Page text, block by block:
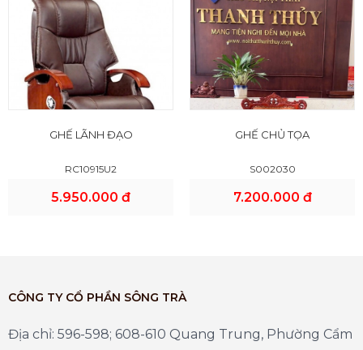
GHẾ LÃNH ĐẠO
RC10915U2
5.950.000 đ
GHẾ CHỦ TỌA
S002030
7.200.000 đ
CÔNG TY CỔ PHẦN SÔNG TRÀ
Địa chỉ: 596-598; 608-610 Quang Trung, Phường Cẩm